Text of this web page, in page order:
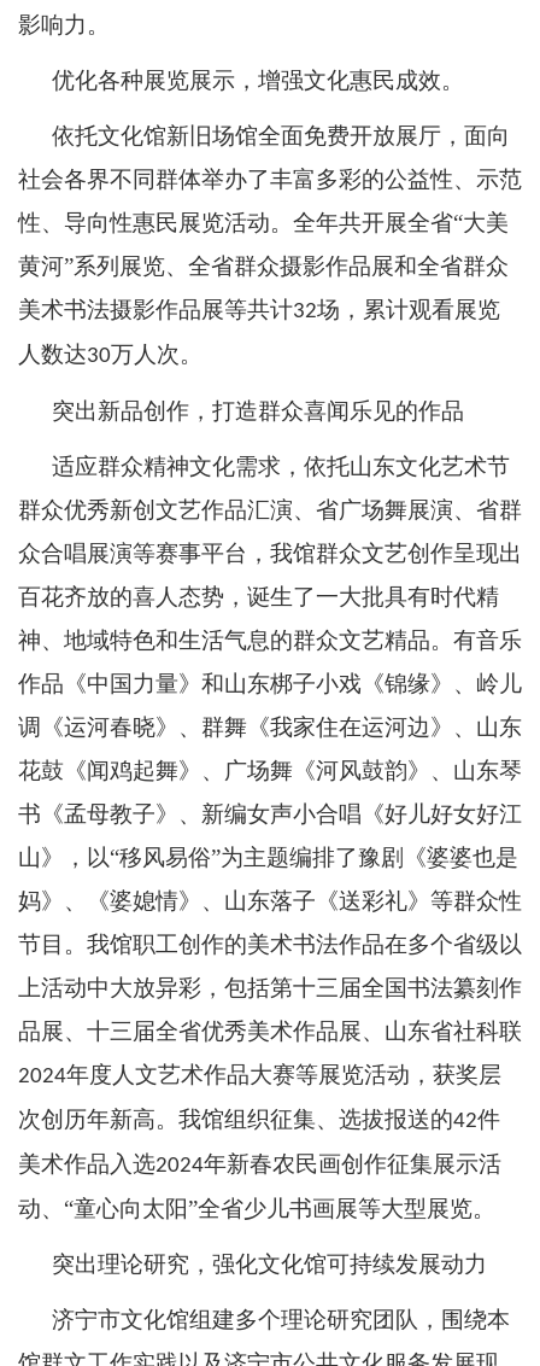
影响力。
优化各种展览展示，增强文化惠民成效。
依托文化馆新旧场馆全面免费开放展厅，面向
社会各界不同群体举办了丰富多彩的公益性、示范
性、导向性惠民展览活动。全年共开展全省“大美
黄河”系列展览、全省群众摄影作品展和全省群众
美术书法摄影作品展等共计32场，累计观看展览
人数达30万人次。
突出新品创作，打造群众喜闻乐见的作品
适应群众精神文化需求，依托山东文化艺术节
群众优秀新创文艺作品汇演、省广场舞展演、省群
众合唱展演等赛事平台，我馆群众文艺创作呈现出
百花齐放的喜人态势，诞生了一大批具有时代精
神、地域特色和生活气息的群众文艺精品。有音乐
作品《中国力量》和山东梆子小戏《锦缘》、岭儿
调《运河春晓》、群舞《我家住在运河边》、山东
花鼓《闻鸡起舞》、广场舞《河风鼓韵》、山东琴
书《孟母教子》、新编女声小合唱《好儿好女好江
山》，以“移风易俗”为主题编排了豫剧《婆婆也是
妈》、《婆媳情》、山东落子《送彩礼》等群众性
节目。我馆职工创作的美术书法作品在多个省级以
上活动中大放异彩，包括第十三届全国书法纂刻作
品展、十三届全省优秀美术作品展、山东省社科联
2024年度人文艺术作品大赛等展览活动，获奖层
次创历年新高。我馆组织征集、选拔报送的42件
美术作品入选2024年新春农民画创作征集展示活
动、“童心向太阳”全省少儿书画展等大型展览。
突出理论研究，强化文化馆可持续发展动力
济宁市文化馆组建多个理论研究团队，围绕本